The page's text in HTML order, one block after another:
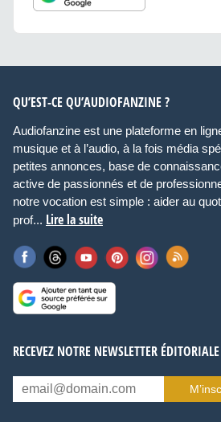
QU’EST-CE QU’AUDIOFANZINE ?
Audiofanzine est une plateforme en
musique et à l’audio, à la fois média
petites annonces, base de
active de passionnés et de
notre vocation est simple : aider au
prof... Lire la suite
RECEVEZ NOTRE NEWSLETTER ÉDITORIALE